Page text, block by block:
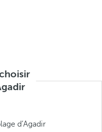
d’Agadir